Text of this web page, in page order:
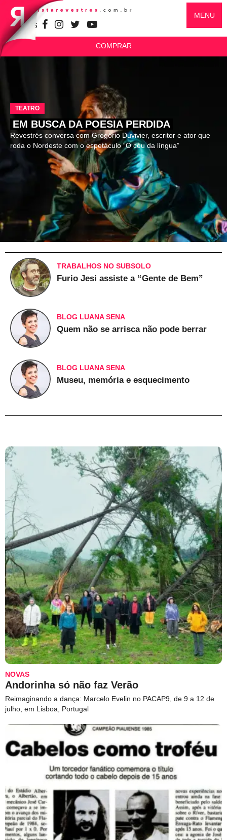
SIGA-NOS
MENU
COMPRAR
TEATRO
EM BUSCA DA POESIA PERDIDA
Revestrés conversa com Gregório Duvivier, escritor e ator que
roda o Nordeste com o espetáculo “O céu da língua”
TRABALHOS NO SUBSOLO
Furio Jesi assiste a “Gente de Bem”
BLOG LUANA SENA
Quem não se arrisca não pode berrar
BLOG LUANA SENA
Museu, memória e esquecimento
NOVAS
Andorinha só não faz Verão
Reimaginando a dança: Marcelo Evelin no PACAP9, de 9 a 12 de
julho, em Lisboa, Portugal